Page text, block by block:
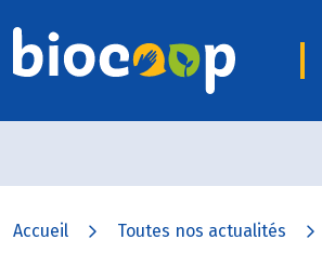
Accueil Toutes nos actualités